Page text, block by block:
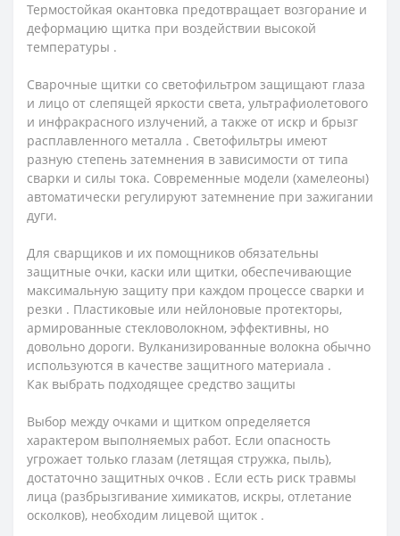
Термостойкая окантовка предотвращает возгорание и
деформацию щитка при воздействии высокой
температуры .
Сварочные щитки со светофильтром защищают глаза
и лицо от слепящей яркости света, ультрафиолетового
и инфракрасного излучений, а также от искр и брызг
расплавленного металла . Светофильтры имеют
разную степень затемнения в зависимости от типа
сварки и силы тока. Современные модели (хамелеоны)
автоматически регулируют затемнение при зажигании
дуги.
Для сварщиков и их помощников обязательны
защитные очки, каски или щитки, обеспечивающие
максимальную защиту при каждом процессе сварки и
резки . Пластиковые или нейлоновые протекторы,
армированные стекловолокном, эффективны, но
довольно дороги. Вулканизированные волокна обычно
используются в качестве защитного материала .
Как выбрать подходящее средство защиты
Выбор между очками и щитком определяется
характером выполняемых работ. Если опасность
угрожает только глазам (летящая стружка, пыль),
достаточно защитных очков . Если есть риск травмы
лица (разбрызгивание химикатов, искры, отлетание
осколков), необходим лицевой щиток .